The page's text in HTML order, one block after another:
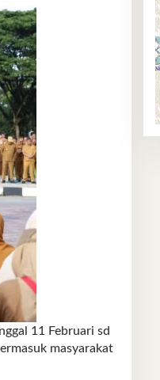
11 Februari sd
masyarakat